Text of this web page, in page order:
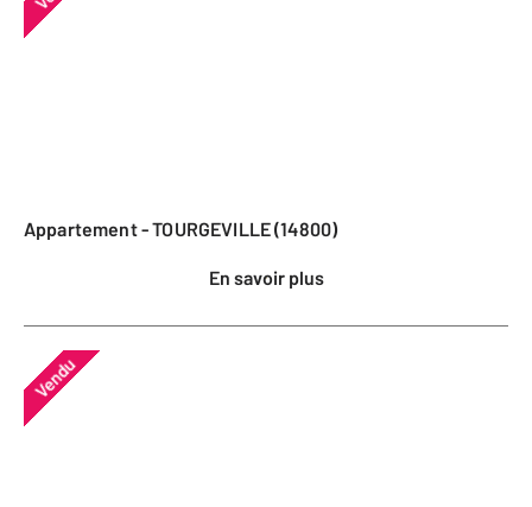
Appartement - TOURGEVILLE (14800)
En savoir plus
Vendu